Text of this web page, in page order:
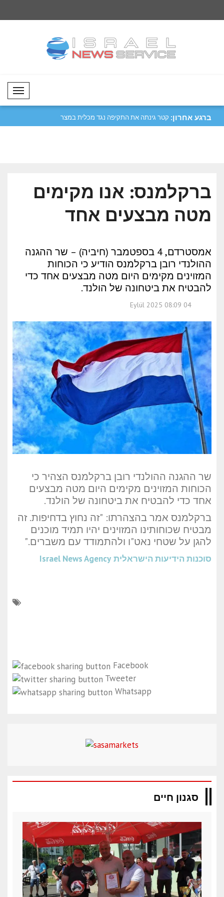
Mobil Menü
ברגע אחרון: מטסולה: נעביר את התרבות והמסורות נגד מכלית
ברקלמנס: אנו מקימים
מטה מבצעים אחד
אמסטרדם, 4 בספטמבר (חיביה) – שר ההגנה
ההולנדי רובן ברקלמנס הודיע כי הכוחות
המזוינים מקימים היום מטה מבצעים אחד כדי
להבטיח את ביטחונה של הולנד.
04 Eylül 2025 08:09
שר ההגנה ההולנדי רובן ברקלמנס הצהיר כי
הכוחות המזוינים מקימים היום מטה מבצעים
אחד כדי להבטיח את ביטחונה של הולנד.
ברקלמנס אמר בהצהרתו: "זה נחוץ בדחיפות. זה
מבטיח שכוחותינו המזוינים יהיו תמיד מוכנים
להגן על שטחי נאט"ו ולהתמודד עם משברים."
סוכנות הידיעות הישראלית Israel News Agency
Facebook
Tweeter
Whatsapp
סגנון חיים